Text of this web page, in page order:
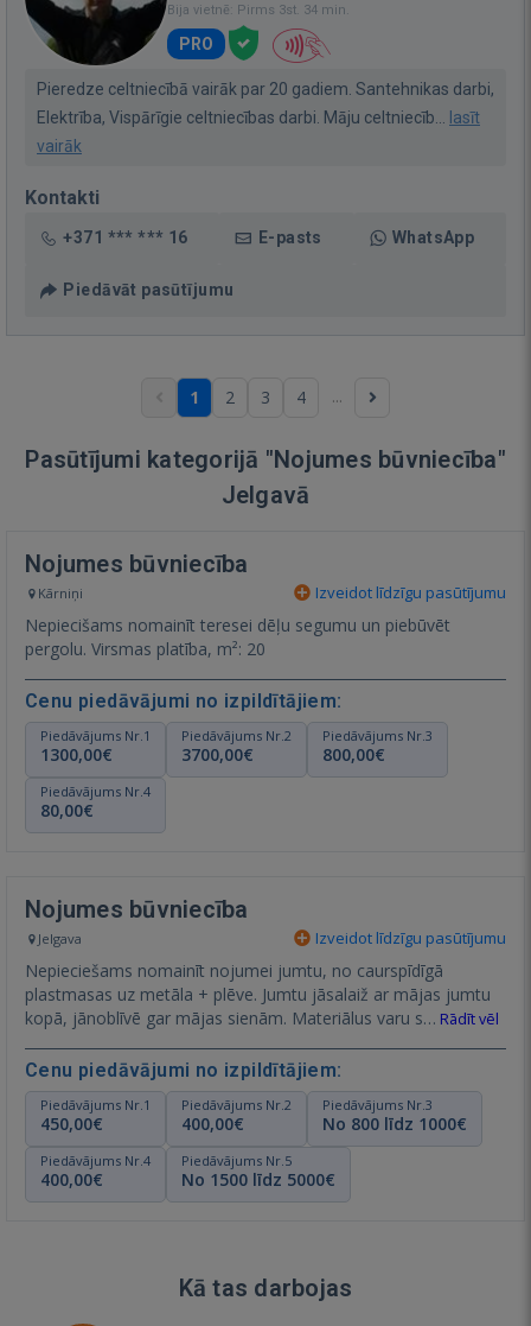
Bija vietnē: Pirms 3st. 34 min.
PRO
Pieredze celtniecībā vairāk par 20 gadiem. Santehnikas darbi,
Elektrība, Vispārīgie celtniecības darbi. Māju celtniecīb... lasīt
vairāk
Kontakti
+371 *** *** 16 E-pasts WhatsApp
Piedāvāt pasūtījumu
1 2 3 4 ...
Pasūtījumi kategorijā "Nojumes būvniecība"
Jelgavā
Nojumes būvniecība
Kārniņi Izveidot līdzīgu pasūtījumu
Nepiecišams nomainīt teresei dēļu segumu un piebūvēt
pergolu. Virsmas platība, m²: 20
Cenu piedāvājumi no izpildītājiem:
Piedāvājums Nr.1
1300,00€
Piedāvājums Nr.2
3700,00€
Piedāvājums Nr.3
800,00€
Piedāvājums Nr.4
80,00€
Nojumes būvniecība
Jelgava Izveidot līdzīgu pasūtījumu
Nepieciešams nomainīt nojumei jumtu, no caurspīdīgā
plastmasas uz metāla + plēve. Jumtu jāsalaiž ar mājas jumtu
kopā, jānoblīvē gar mājas sienām. Materiālus varu s… Rādīt vēl
Cenu piedāvājumi no izpildītājiem:
Piedāvājums Nr.1
450,00€
Piedāvājums Nr.2
400,00€
Piedāvājums Nr.3
No 800 līdz 1000€
Piedāvājums Nr.4
400,00€
Piedāvājums Nr.5
No 1500 līdz 5000€
Kā tas darbojas